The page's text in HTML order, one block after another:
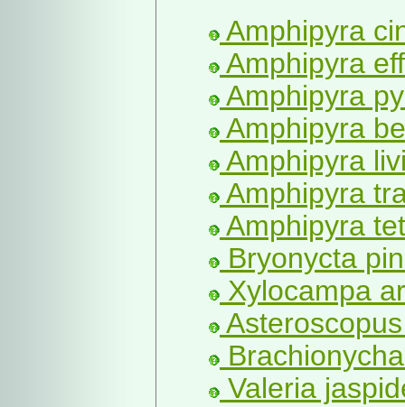
Amphipyra
Amphipyra
Amphipyra
Amphipyra
Amphipyra
Amphipyra
Amphipyra
Bryonycta
Xylocampa
Valeria